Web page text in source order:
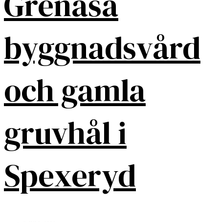
byggnadsvård
och gamla
gruvhål i
Spexeryd